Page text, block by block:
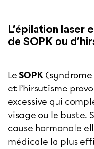
L’épilation laser
de SOPK ou
Le SOPK
et l’hirsutisme
excessive qui
visage ou le buste.
cause hormonale
médicale la plus